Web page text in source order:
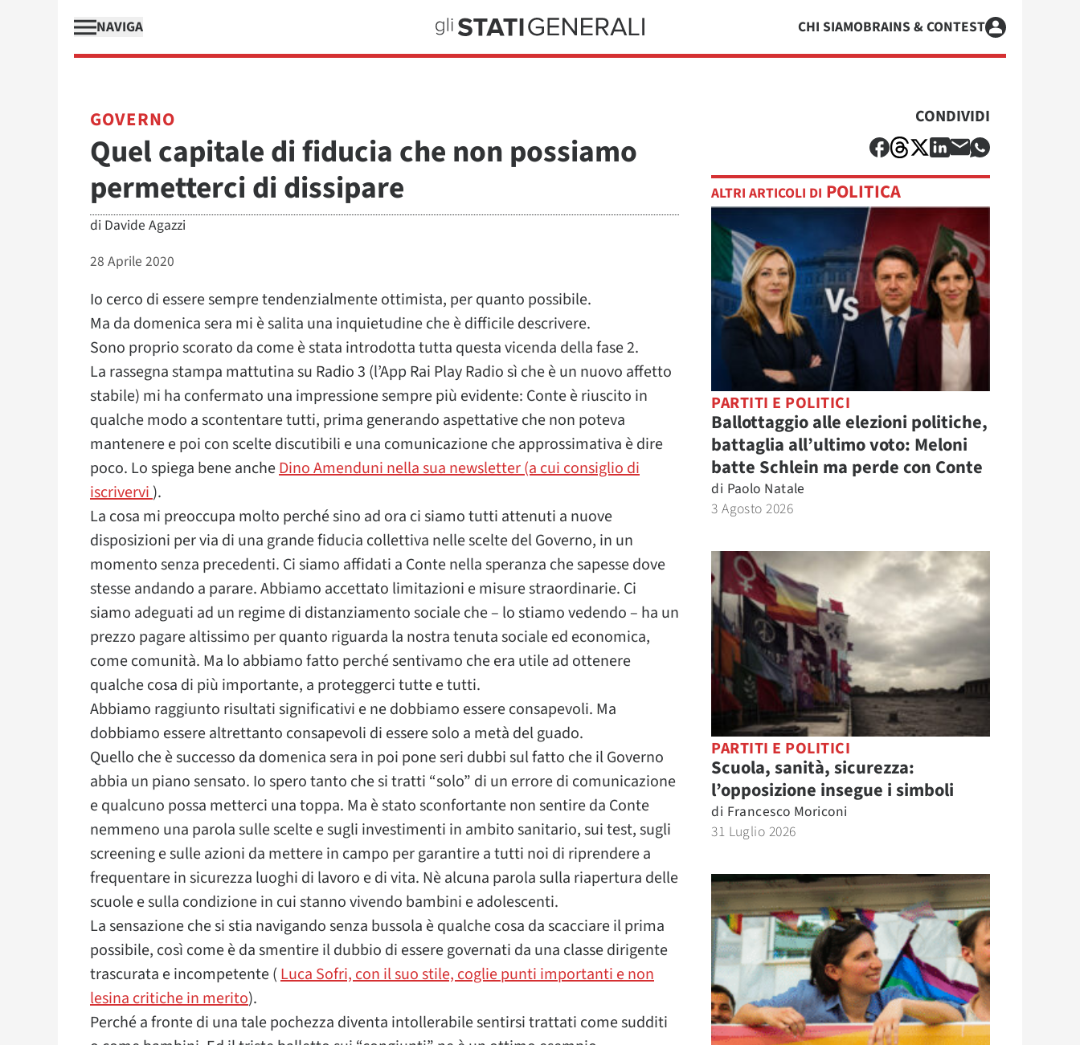
NAVIGA CHI SIAMOBRAINS & CONTEST
GOVERNO
Quel capitale di fiducia che non possiamo
permetterci di dissipare
di Davide Agazzi
28 Aprile 2020
Io cerco di essere sempre tendenzialmente ottimista, per quanto possibile.
Ma da domenica sera mi è salita una inquietudine che è difficile descrivere.
Sono proprio scorato da come è stata introdotta tutta questa vicenda della fase 2.
La rassegna stampa mattutina su Radio 3 (l’App Rai Play Radio sì che è un nuovo affetto
stabile) mi ha confermato una impressione sempre più evidente: Conte è riuscito in
qualche modo a scontentare tutti, prima generando aspettative che non poteva
mantenere e poi con scelte discutibili e una comunicazione che approssimativa è dire
poco. Lo spiega bene ancheDino Amenduni nella sua newsletter (a cui consiglio di
iscrivervi).
La cosa mi preoccupa molto perché sino ad ora ci siamo tutti attenuti a nuove
disposizioni per via di una grande fiducia collettiva nelle scelte del Governo, in un
momento senza precedenti. Ci siamo affidati a Conte nella speranza che sapesse dove
stesse andando a parare. Abbiamo accettato limitazioni e misure straordinarie. Ci
siamo adeguati ad un regime di distanziamento sociale che – lo stiamo vedendo – ha un
prezzo pagare altissimo per quanto riguarda la nostra tenuta sociale ed economica,
come comunità. Ma lo abbiamo fatto perché sentivamo che era utile ad ottenere
qualche cosa di più importante, a proteggerci tutte e tutti.
Abbiamo raggiunto risultati significativi e ne dobbiamo essere consapevoli. Ma
dobbiamo essere altrettanto consapevoli di essere solo a metà del guado.
Quello che è successo da domenica sera in poi pone seri dubbi sul fatto che il Governo
abbia un piano sensato. Io spero tanto che si tratti “solo” di un errore di comunicazione
e qualcuno possa metterci una toppa. Ma è stato sconfortante non sentire da Conte
nemmeno una parola sulle scelte e sugli investimenti in ambito sanitario, sui test, sugli
screening e sulle azioni da mettere in campo per garantire a tutti noi di riprendere a
frequentare in sicurezza luoghi di lavoro e di vita. Nè alcuna parola sulla riapertura delle
scuole e sulla condizione in cui stanno vivendo bambini e adolescenti.
La sensazione che si stia navigando senza bussola è qualche cosa da scacciare il prima
possibile, così come è da smentire il dubbio di essere governati da una classe dirigente
trascurata e incompetente (Luca Sofri, con il suo stile, coglie punti importanti e non
lesina critiche in merito).
Perché a fronte di una tale pochezza diventa intollerabile sentirsi trattati come sudditi
CONDIVIDI
ALTRI ARTICOLI DI POLITICA
PARTITI E POLITICI
Ballottaggio alle elezioni politiche,
battaglia all’ultimo voto: Meloni
batte Schlein ma perde con Conte
di Paolo Natale
3 Agosto 2026
PARTITI E POLITICI
Scuola, sanità, sicurezza:
l’opposizione insegue i simboli
di Francesco Moriconi
31 Luglio 2026